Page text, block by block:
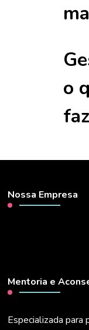
o
Nossa Empresa
Mentoria e
Especializada